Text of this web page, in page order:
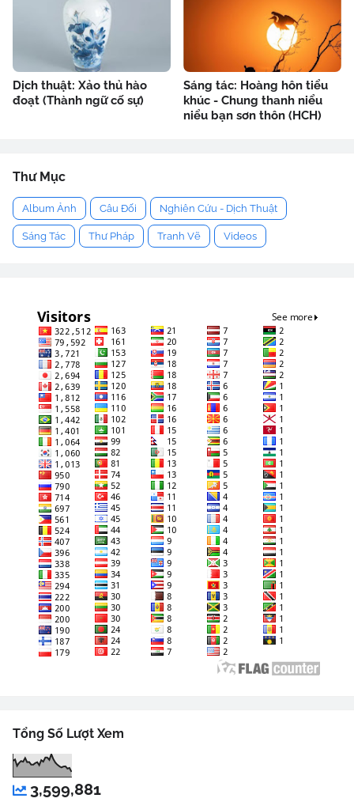
Dịch thuật: Xảo thủ hào
đoạt (Thành ngữ cố sự)
Sáng tác: Hoàng hôn tiểu
khúc - Chung thanh niểu
niểu bạn sơn thôn (HCH)
Thư Mục
Album Ảnh Câu Đối Nghiên Cứu - Dịch Thuật
Sáng Tác Thư Pháp Tranh Vẽ Videos
Tổng Số Lượt Xem
3,599,881